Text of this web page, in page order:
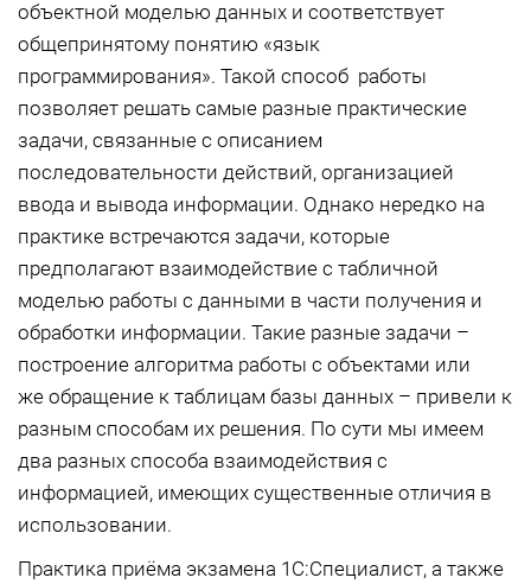
объектной моделью данных и соответствует
общепринятому понятию «язык
программирования». Такой способ работы
позволяет решать самые разные практические
задачи, связанные с описанием
последовательности действий, организацией
ввода и вывода информации. Однако нередко на
практике встречаются задачи, которые
предполагают взаимодействие с табличной
моделью работы с данными в части получения и
обработки информации. Такие разные задачи –
построение алгоритма работы с объектами или
же обращение к таблицам базы данных – привели к
разным способам их решения. По сути мы имеем
два разных способа взаимодействия с
информацией, имеющих существенные отличия в
использовании.
Практика приёма экзамена 1С:Специалист, а также